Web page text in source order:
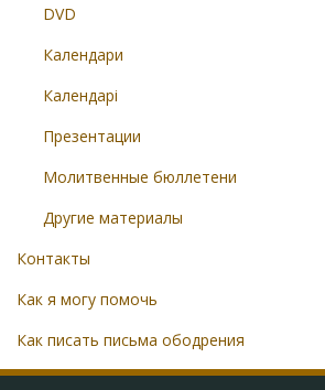
DVD
Календари
Календарі
Презентации
Молитвенные бюллетени
Другие материалы
Контакты
Как я могу помочь
Как писать письма ободрения